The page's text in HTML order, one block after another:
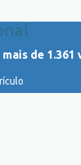
mais de 1.361